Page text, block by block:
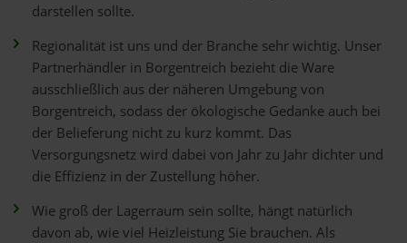
darstellen sollte.
Regionalität ist uns und der Branche sehr wichtig. Unser
Partnerhändler in Borgentreich bezieht die Ware
ausschließlich aus der näheren Umgebung von
Borgentreich, sodass der ökologische Gedanke auch bei
der Belieferung nicht zu kurz kommt. Das
Versorgungsnetz wird dabei von Jahr zu Jahr dichter und
die Effizienz in der Zustellung höher.
Wie groß der Lagerraum sein sollte, hängt natürlich
davon ab, wie viel Heizleistung Sie brauchen. Als